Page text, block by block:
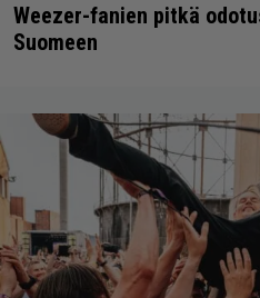
Weezer-fanien pitkä
Suomeen